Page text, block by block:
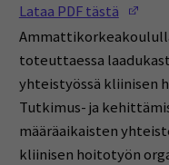
Lataa PDF tästä
toteuttaessa
yhteistyössä kliinisen
Tutkimus- ja
määräaikaisten
kliinisen hoitotyön